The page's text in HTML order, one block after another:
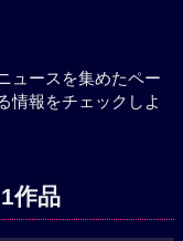
ュースを集めたペー
情報をチェックしよ
作品